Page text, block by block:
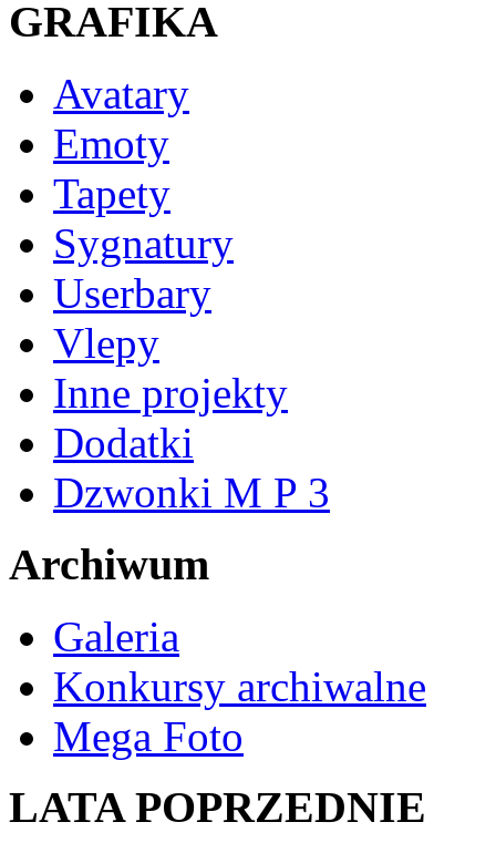
GRAFIKA
Avatary
Emoty
Tapety
Sygnatury
Userbary
Vlepy
Inne projekty
Dodatki
Dzwonki M P 3
Archiwum
Galeria
Konkursy archiwalne
Mega Foto
LATA POPRZEDNIE